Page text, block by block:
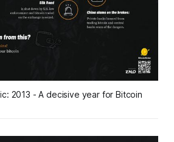
2013 - A decisive year for Bitcoin